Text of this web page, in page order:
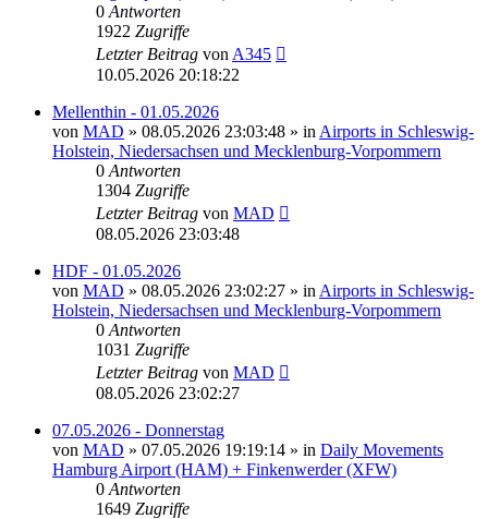
0 Antworten
1922 Zugriffe
Letzter Beitrag von A345
10.05.2026 20:18:22
Mellenthin - 01.05.2026
von MAD » 08.05.2026 23:03:48 » in Airports in Schleswig-
Holstein, Niedersachsen und Mecklenburg-Vorpommern
0 Antworten
1304 Zugriffe
Letzter Beitrag von MAD
08.05.2026 23:03:48
HDF - 01.05.2026
von MAD » 08.05.2026 23:02:27 » in Airports in Schleswig-
Holstein, Niedersachsen und Mecklenburg-Vorpommern
0 Antworten
1031 Zugriffe
Letzter Beitrag von MAD
08.05.2026 23:02:27
07.05.2026 - Donnerstag
von MAD » 07.05.2026 19:19:14 » in Daily Movements
Hamburg Airport (HAM) + Finkenwerder (XFW)
0 Antworten
1649 Zugriffe